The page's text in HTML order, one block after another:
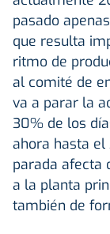
pasado
que resulta
ritmo de
al comité de
va a parar la
30% de los
ahora hasta el
parada afecta
a la planta
también de